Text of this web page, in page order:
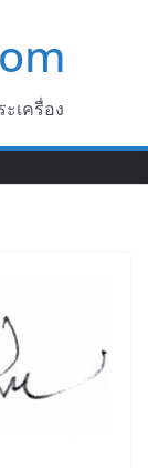
เครื่อง